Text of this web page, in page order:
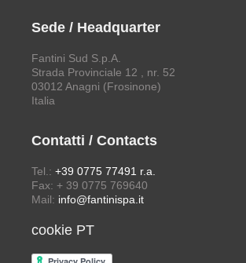
Sede / Headquarter
Fantini Sud S.p.A.
Strada Provinciale 12 , nr. 52
03012 Anagni (Frosinone)
Italia
Contatti / Contacts
Tel.: +39 0775 77491 r.a.
Fax: + 39 0775 769640
Mail: info@fantinispa.it
cookie PT